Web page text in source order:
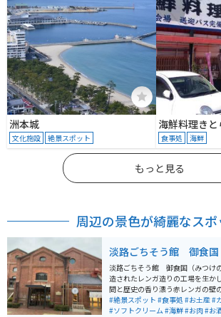
洲本城
文化施設 絶景スポット
海鮮料理きと
食事処 海鮮
もっと見る
周辺の景色が綺麗なスポ
淡路ごちそう館 御食国
淡路ごちそう館 御食国（みつけのくに） 大
造されたレンガ造りの工場を生か
間と歴史の香り漂う赤レンガの壁
は広々としたレストランと特産品
では地元の山海の幸を使った美味
#絶景スポット #食事処 #お土産#
#ソフトクリーム#海鮮#お肉#お